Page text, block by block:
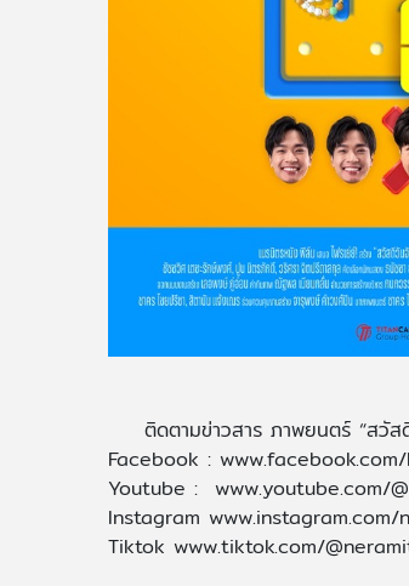
ติดตามข่าวสาร ภาพยนตร์ “สวั
Facebook :
Youtube : www.youtube.com/
Instagram
Tiktok www.tiktok.com/